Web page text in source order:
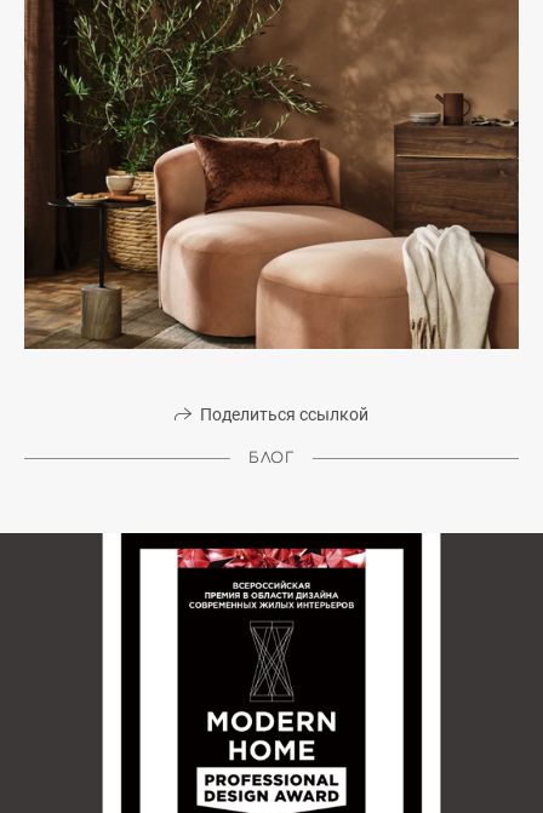
Поделиться ссылкой
БЛОГ